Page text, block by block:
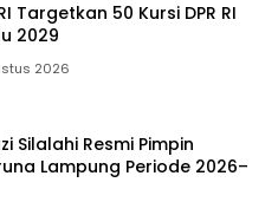
Targetkan 50 Kursi DPR RI
2029
2026
Silalahi Resmi Pimpin
Lampung Periode 2026–